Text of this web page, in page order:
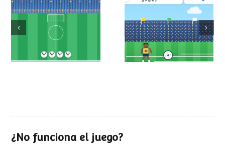
Mundial de
operaciones
Partido de sumas
¿No funciona el juego?